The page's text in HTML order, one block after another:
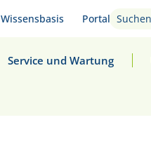
Wissensbasis Portal
Service und Wartung